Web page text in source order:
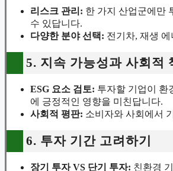
정책 및 규제 변화:각국의 정부가
으로써 규제 변화에 대한 정보를
부채 비율: 높은 부채 비율은 기업
3. 기술력 검토하기
혁신성:친환경 기술 분야는 빠르